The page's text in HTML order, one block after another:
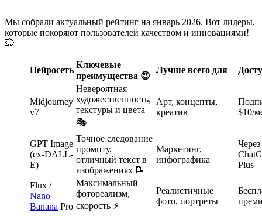
Мы собрали актуальный рейтинг на январь 2026. Вот лидеры,
которые покоряют пользователей качеством и инновациями!
💥
Нейросеть
Ключевые
преимущества 😍
Лучше всего для
Midjourney
v7
Невероятная
художественность,
текстуры и цвета
🎭
Арт, концепты,
креатив
$10/
GPT Image
(ex-DALL-
E)
Точное следование
промпту,
отличный текст в
изображениях 📝
Маркетинг,
инфографика
Через
Plus
Flux /
Nano
Banana Pro
Максимальный
фотореализм,
скорость ⚡
Реалистичные
фото, портреты